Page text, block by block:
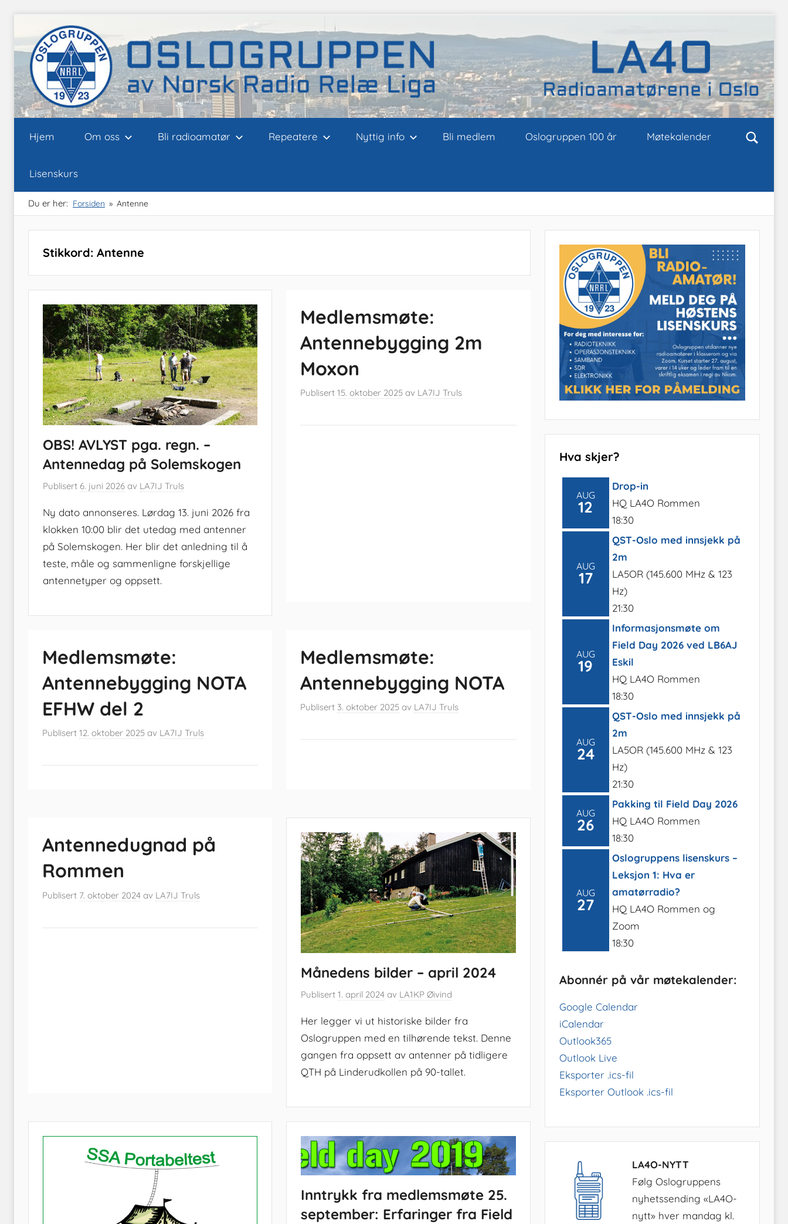
to
content
Oslogruppen
av
NRRL
Hjem Om oss Bli radioamatør Repeatere Nyttig info Bli medlem Oslogruppen 100 år Møtekalender
Lisenskurs
Du er her: Forsiden Antenne
Stikkord: Antenne
OBS! AVLYST pga. regn. –
Antennedag på Solemskogen
Publisert 6. juni 2026 av LA7IJ Truls
Ny dato annonseres. Lørdag 13. juni 2026 fra
klokken 10:00 blir det utedag med antenner
på Solemskogen. Her blir det anledning til å
teste, måle og sammenligne forskjellige
antennetyper og oppsett.
Medlemsmøte:
Antennebygging 2m
Moxon
Publisert15. oktober 2025 av LA7IJ Truls
Medlemsmøte:
Antennebygging NOTA
EFHW del 2
Publisert 12. oktober 2025 av LA7IJ Truls
Medlemsmøte:
Antennebygging NOTA
Publisert 3. oktober 2025 av LA7IJ Truls
Antennedugnad på
Rommen
Publisert 7. oktober 2024 av LA7IJ Truls
Månedens bilder – april 2024
Publisert1. april 2024 av LA1KP Øivind
Her legger vi ut historiske bilder fra
Oslogruppen med en tilhørende tekst. Denne
gangen fra oppsett av antenner på tidligere
QTH på Linderudkollen på 90-tallet.
Inntrykk fra medlemsmøte 25.
september: Erfaringer fra Field
Hva skjer?
AUG
12
Drop-in
HQ LA4O Rommen
18:30
AUG
17
QST-Oslo med innsjekk på
2m
LA5OR (145.600 MHz & 123
Hz)
21:30
AUG
19
Informasjonsmøte om
Field Day 2026 ved LB6AJ
Eskil
HQ LA4O Rommen
18:30
AUG
24
QST-Oslo med innsjekk på
2m
LA5OR (145.600 MHz & 123
Hz)
21:30
AUG
26
Pakking til Field Day 2026
HQ LA4O Rommen
18:30
AUG
27
Oslogruppens lisenskurs –
Leksjon 1: Hva er
amatørradio?
HQ LA4O Rommen og
Zoom
18:30
Abonnér på vår møtekalender:
Google Calendar
iCalendar
Outlook365
Outlook Live
Eksporter .ics-fil
Eksporter Outlook .ics-fil
LA4O-NYTT
Følg Oslogruppens
nyhetssending «LA4O-
nytt» hver mandag kl.